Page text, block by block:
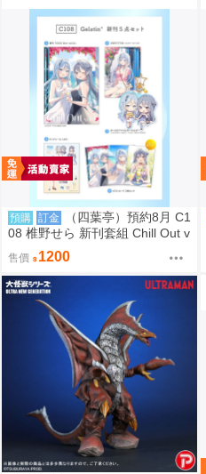
預購 訂金
（四葉亭）預約8月 C1
08 椎野せら 新刊套組 Chill Out v
售價 1200